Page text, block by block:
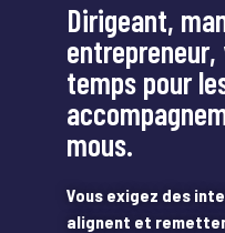
Dirigeant,
entrepreneur,
temps pour
mous.
Vous exigez des
alignent et